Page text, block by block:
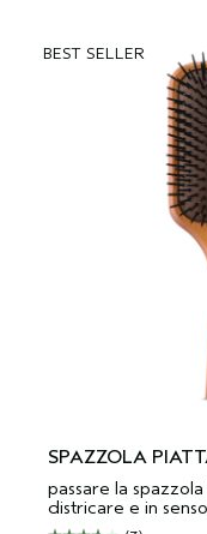
BEST SELLER
SPAZZOLA
passare la
districare e in